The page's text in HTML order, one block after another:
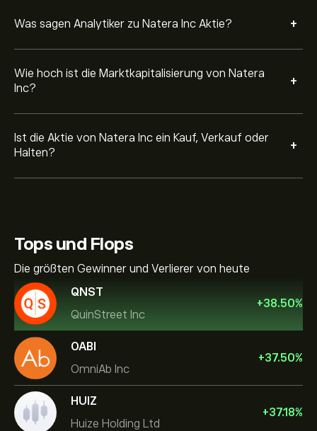
Was sagen Analytiker zu Natera Inc Aktie? +
Wie hoch ist die Marktkapitalisierung von Natera
Inc?
+
Ist die Aktie von Natera Inc ein Kauf, Verkauf oder
Halten?
+
Tops und Flops
Die größten Gewinner und Verlierer von heute
QNST
QuinStreet Inc
+38.50%
OABI
OmniAb Inc
+37.50%
HUIZ
Huize Holding Ltd
+37.18%